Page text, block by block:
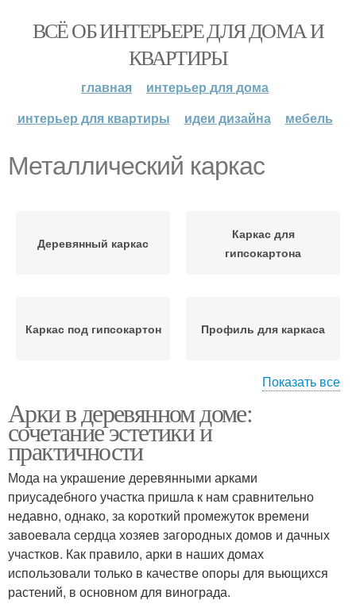
ВСЁ ОБ ИНТЕРЬЕРЕ ДЛЯ ДОМА И
КВАРТИРЫ
главная
интерьер для дома
интерьер для квартиры
идеи дизайна мебель
Металлический каркас
Деревянный каркас
Каркас для
гипсокартона
Каркас под гипсокартон Профиль для каркаса
Потолочный каркас Каркас для стен
Гипсокартон к
металлическому
каркасу
Каркас для
выравнивания
Каркас из
металлопрофиля
Гипсокартон на
деревянный каркас
Показать все
Арки в деревянном доме:
сочетание эстетики и
практичности
Мода на украшение деревянными арками
приусадебного участка пришла к нам сравнительно
недавно, однако, за короткий промежуток времени
завоевала сердца хозяев загородных домов и дачных
участков. Как правило, арки в наших домах
использовали только в качестве опоры для вьющихся
растений, в основном для винограда.